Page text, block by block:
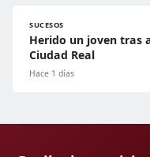
SUCESOS
Herido un joven tras
Ciudad Real
Hace 1 días